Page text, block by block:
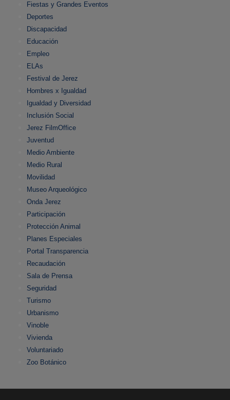
Fiestas y Grandes Eventos
Deportes
Discapacidad
Educación
Empleo
ELAs
Festival de Jerez
Hombres x Igualdad
Igualdad y Diversidad
Inclusión Social
Jerez FilmOffice
Juventud
Medio Ambiente
Medio Rural
Movilidad
Museo Arqueológico
Onda Jerez
Participación
Protección Animal
Planes Especiales
Portal Transparencia
Recaudación
Sala de Prensa
Seguridad
Turismo
Urbanismo
Vinoble
Vivienda
Voluntariado
Zoo Botánico